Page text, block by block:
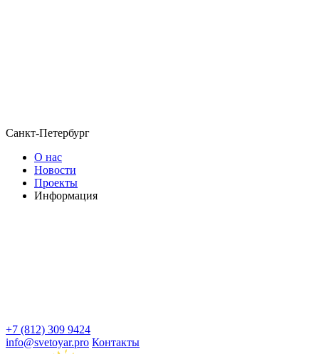
Санкт-Петербург
О нас
Новости
Проекты
Информация
+7 (812) 309 9424
info@svetoyar.pro Контакты